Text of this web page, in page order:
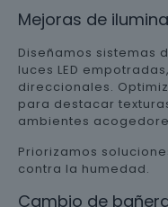
Mejoras de
Diseñamos sistemas
luces LED
direccionales.
para destacar
ambientes
Priorizamos
contra la humedad.
Cambio de